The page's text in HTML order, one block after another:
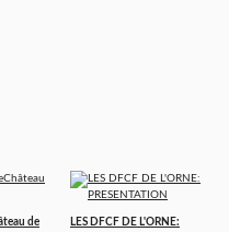
de
LES DFCF DE L'ORNE: